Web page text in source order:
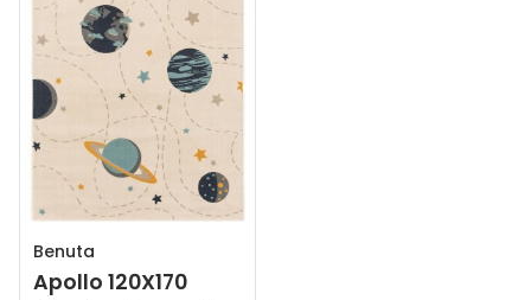
Benuta
Apollo 120X170